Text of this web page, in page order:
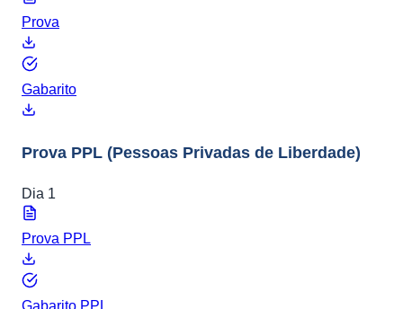
Prova
Gabarito
Prova PPL (Pessoas Privadas de Liberdade)
Dia 1
Prova PPL
Gabarito PPL